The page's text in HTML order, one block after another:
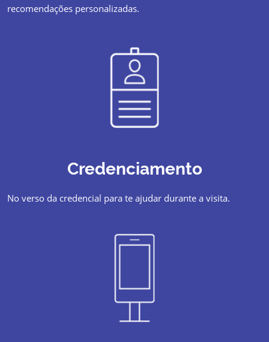
recomendações personalizadas.
Credenciamento
No verso da credencial para te ajudar durante a visita.